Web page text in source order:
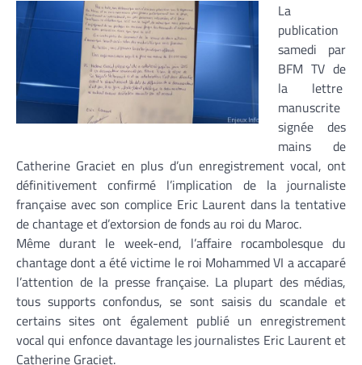
La
publication
samedi par
BFM TV de
la lettre
manuscrite
signée des
mains de
Catherine Graciet en plus d’un enregistrement vocal, ont
définitivement confirmé l’implication de la journaliste
française avec son complice Eric Laurent dans la tentative
de chantage et d’extorsion de fonds au roi du Maroc.
Même durant le week-end, l’affaire rocambolesque du
chantage dont a été victime le roi Mohammed VI a accaparé
l’attention de la presse française. La plupart des médias,
tous supports confondus, se sont saisis du scandale et
certains sites ont également publié un enregistrement
vocal qui enfonce davantage les journalistes Eric Laurent et
Catherine Graciet.